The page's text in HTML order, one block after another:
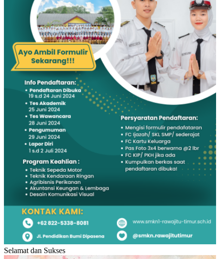
Selamat dan Sukses